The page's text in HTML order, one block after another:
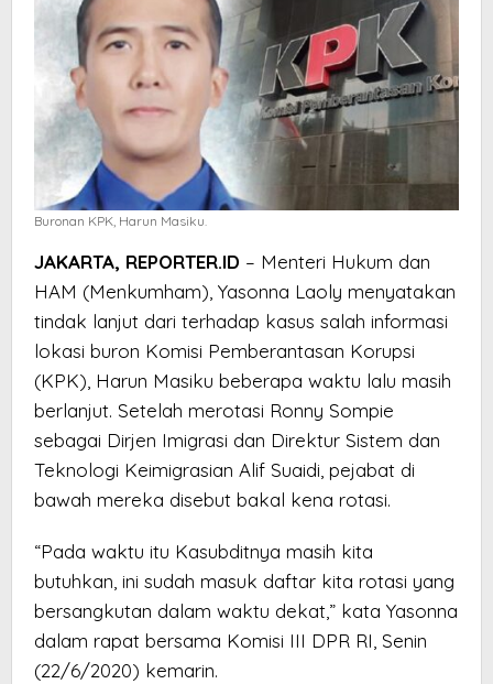
Buronan KPK, Harun Masiku.
JAKARTA, REPORTER.ID – Menteri Hukum dan
HAM (Menkumham), Yasonna Laoly menyatakan
tindak lanjut dari terhadap kasus salah informasi
lokasi buron Komisi Pemberantasan Korupsi
(KPK), Harun Masiku beberapa waktu lalu masih
berlanjut. Setelah merotasi Ronny Sompie
sebagai Dirjen Imigrasi dan Direktur Sistem dan
Teknologi Keimigrasian Alif Suaidi, pejabat di
bawah mereka disebut bakal kena rotasi.
“Pada waktu itu Kasubditnya masih kita
butuhkan, ini sudah masuk daftar kita rotasi yang
bersangkutan dalam waktu dekat,” kata Yasonna
dalam rapat bersama Komisi III DPR RI, Senin
(22/6/2020) kemarin.